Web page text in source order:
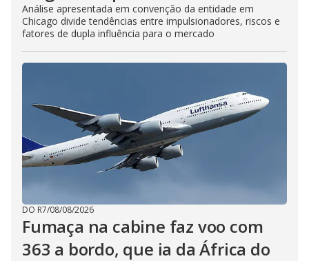
Análise apresentada em convenção da entidade em
Chicago divide tendências entre impulsionadores, riscos e
fatores de dupla influência para o mercado
DO R7/08/08/2026
Fumaça na cabine faz voo com
363 a bordo, que ia da África do